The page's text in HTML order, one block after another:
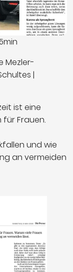
Mezler-
|
ist eine
für Frauen.
und wie
an vermeiden